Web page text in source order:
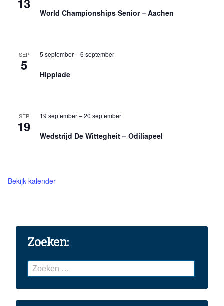
g
World Championships Senior – Aachen
SEP
5
5 september–6 september
Hippiade
SEP
19
19 september–20 september
Wedstrijd De Wittegheit – Odiliapeel
Bekijk kalender
Zoeken:
Zoeken
naar: